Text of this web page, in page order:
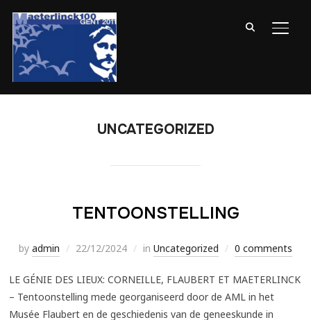
UNCATEGORIZED
TENTOONSTELLING
by admin 22/12/2024 in Uncategorized 0 comments
LE GÉNIE DES LIEUX: CORNEILLE, FLAUBERT ET MAETERLINCK
– Tentoonstelling mede georganiseerd door de AML in het
Musée Flaubert en de geschiedenis van de geneeskunde in